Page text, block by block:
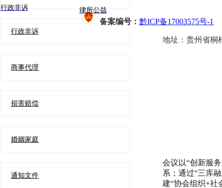
行政非诉
商事代理
损害赔偿
婚姻家庭
通知文件
会议以“创新服
系；通过“三库
建“协会组织+社
行政非诉
律所公益
备案编号：黔ICP备17003575号-1
地址： 贵州省桐